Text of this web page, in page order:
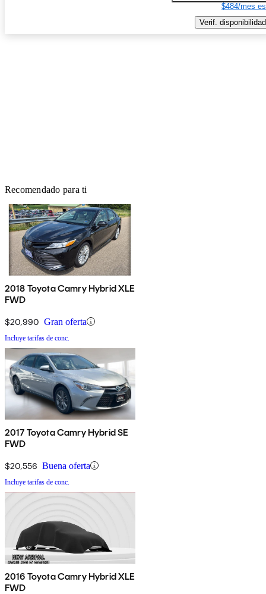
$484/mes
Verif. disponibilidad
Recomendado para ti
2018 Toyota Camry Hybrid XLE
FWD
$20,990 Gran oferta
Incluye tarifas de conc.
2017 Toyota Camry Hybrid SE
FWD
$20,556 Buena oferta
Incluye tarifas de conc.
2016 Toyota Camry Hybrid XLE
FWD